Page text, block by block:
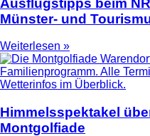
Münster- und
Weiterlesen »
Himmelsspektakel
Montgolfiade